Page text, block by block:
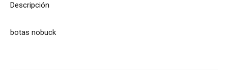
Descripción
botas nobuck